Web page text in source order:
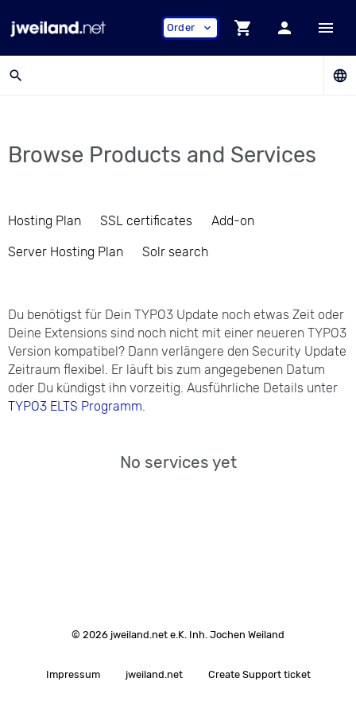
Order expand_more shopping_cart person menu
search language
Browse Products and Services
Hosting Plan SSL certificates Add-on
Server Hosting Plan Solr search
Du benötigst für Dein TYPO3 Update noch etwas Zeit oder
Deine Extensions sind noch nicht mit einer neueren TYPO3
Version kompatibel? Dann verlängere den Security Update
Zeitraum flexibel. Er läuft bis zum angegebenen Datum
oder Du kündigst ihn vorzeitig. Ausführliche Details unter
TYPO3 ELTS Programm.
No services yet
© 2026 jweiland.net e.K. Inh. Jochen Weiland
Impressum jweiland.net Create Support ticket